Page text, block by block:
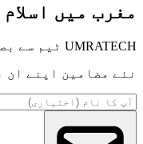
مغرب میں اسلام
UMRATECH ٹیم سے بصیرت، کہانیاں اور علم — اسلام، ٹیکنالوجی، مقامات اور مزید پر۔
نئے مضامین اپنے ان